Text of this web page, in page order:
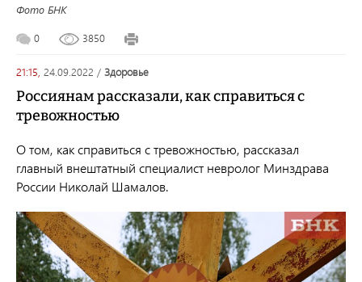
Фото БНК
0 3850
21:15, 24.09.2022 / здоровье
Россиянам рассказали, как справиться с
тревожностью
О том, как справиться с тревожностью, рассказал
главный внештатный специалист невролог Минздрава
России Николай Шамалов.